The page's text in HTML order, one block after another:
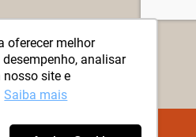
oferecer melhor
analisar
nosso site e
Saiba mais
os direitos reservados.